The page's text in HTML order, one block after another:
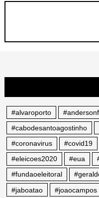
#alvaroporto
#cabodesantoagostinho
#coronavirus
#covid19
#eleicoes2020
#eua
#fundaoeleitoral
#jaboatao
#joaocampos